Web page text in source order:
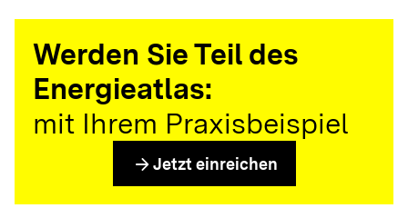
Werden Sie Teil des
Energieatlas:
mit Ihrem Praxisbeispiel
arrow_forward Jetzt einreichen